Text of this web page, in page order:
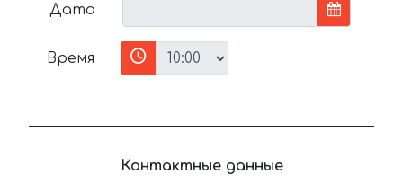
Дата
Время
Контактные данные